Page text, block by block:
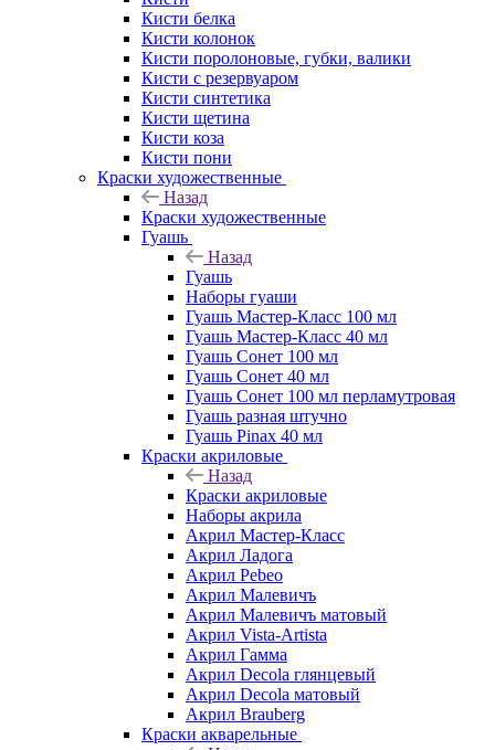
Кисти белка
Кисти колонок
Кисти поролоновые, губки, валики
Кисти с резервуаром
Кисти синтетика
Кисти щетина
Кисти коза
Кисти пони
Краски художественные
Назад
Краски художественные
Гуашь
Назад
Гуашь
Наборы гуаши
Гуашь Мастер-Класс 100 мл
Гуашь Мастер-Класс 40 мл
Гуашь Сонет 100 мл
Гуашь Сонет 40 мл
Гуашь Сонет 100 мл перламутровая
Гуашь разная штучно
Гуашь Pinax 40 мл
Краски акриловые
Назад
Краски акриловые
Наборы акрила
Акрил Мастер-Класс
Акрил Ладога
Акрил Pebeo
Акрил Малевичъ
Акрил Малевичъ матовый
Акрил Vista-Artista
Акрил Гамма
Акрил Decola глянцевый
Акрил Decola матовый
Акрил Brauberg
Краски акварельные